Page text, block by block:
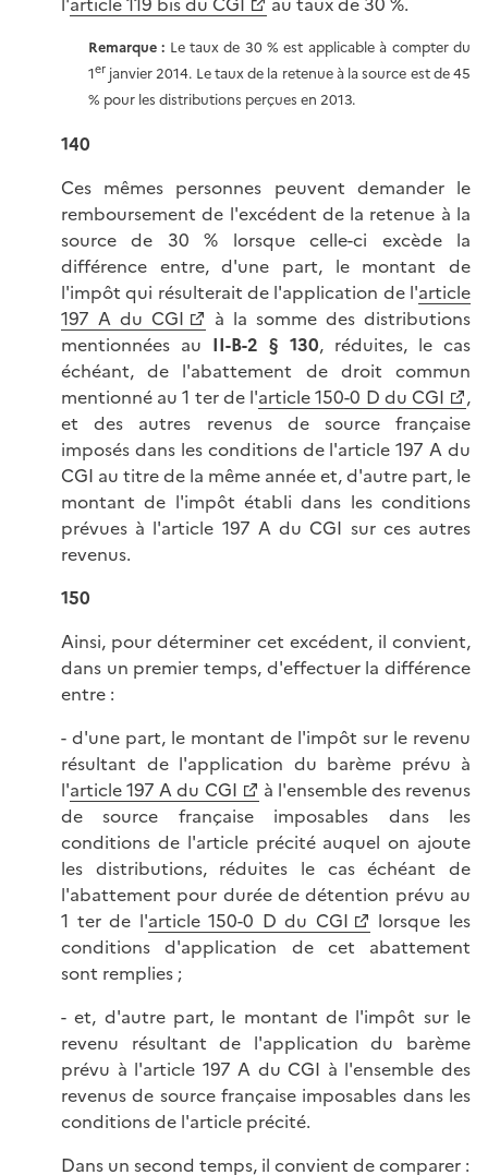
Remarque : Le taux de 30 % est applicable à compter du
1erjanvier 2014. Le taux de la retenue à la source est de 45
% pour les distributions perçues en 2013.
140
Ces mêmes personnes peuvent demander le
remboursement de l'excédent de la retenue à la
source de 30 % lorsque celle-ci excède la
différence entre, d'une part, le montant de
l'impôt qui résulterait de l'application de l'article
197 A du CGI
à la somme des distributions
mentionnées au II-B-2 § 130, réduites, le cas
échéant, de l'abattement de droit commun
mentionné au 1 ter de l'article 150-0 D du CGI
,
et des autres revenus de source française
imposés dans les conditions de l'article 197 A du
CGI au titre de la même année et, d'autre part, le
montant de l'impôt établi dans les conditions
prévues à l'article 197 A du CGI sur ces autres
revenus.
150
Ainsi, pour déterminer cet excédent, il convient,
dans un premier temps, d'effectuer la différence
entre :
- d'une part, le montant de l'impôt sur le revenu
résultant de l'application du barème prévu à
l'article 197 A du CGI
à l'ensemble des revenus
de source française imposables dans les
conditions de l'article précité auquel on ajoute
les distributions, réduites le cas échéant de
l'abattement pour durée de détention prévu au
1 ter de l'article 150-0 D du CGI
lorsque les
conditions d'application de cet abattement
sont remplies ;
- et, d'autre part, le montant de l'impôt sur le
revenu résultant de l'application du barème
prévu à l'article 197 A du CGI à l'ensemble des
revenus de source française imposables dans les
conditions de l'article précité.
Dans un second temps, il convient de comparer :